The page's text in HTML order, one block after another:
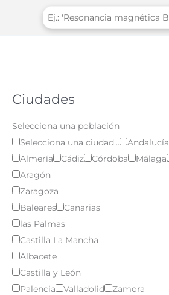
Ciudades
Selecciona una población
Selecciona una ciudad...
Andalucía
Almería
Cádiz Córdoba Málaga
Aragón
Zaragoza
Baleares
Canarias
las Palmas
Castilla La Mancha
Albacete
Castilla y León
Palencia
Valladolid
Zamora